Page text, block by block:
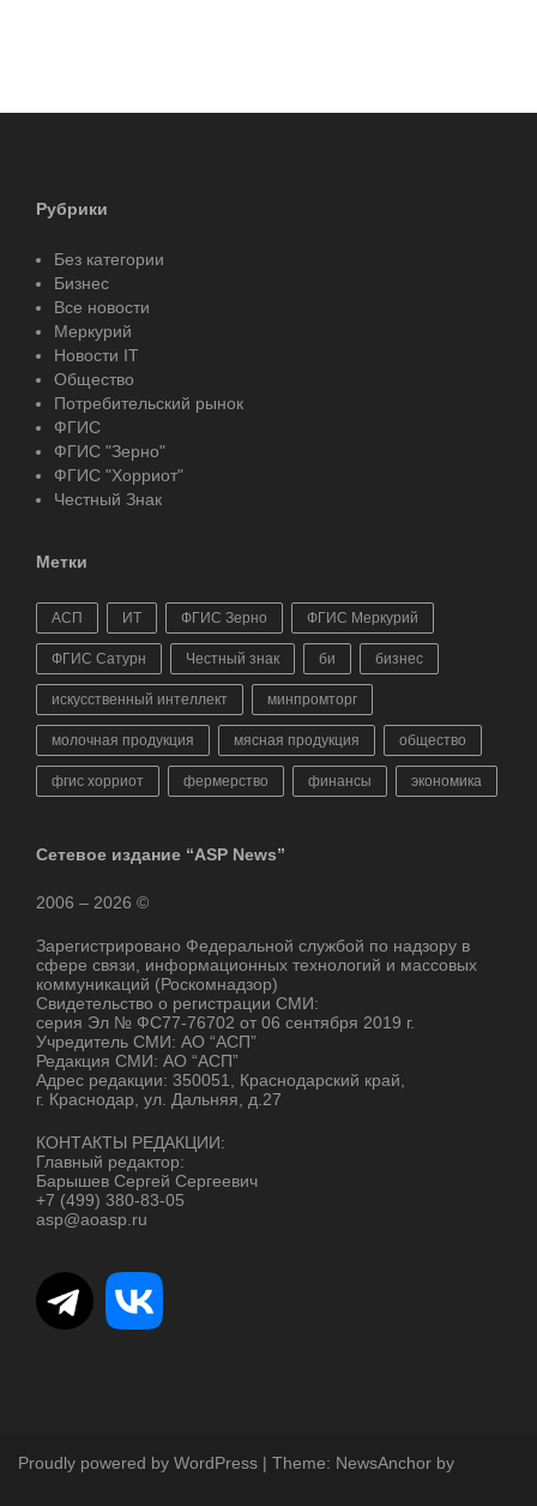
Рубрики
Без категории
Бизнес
Все новости
Меркурий
Новости IT
Общество
Потребительский рынок
ФГИС
ФГИС "Зерно"
ФГИС "Хорриот"
Честный Знак
Метки
АСП ИТ ФГИС Зерно ФГИС Меркурий
ФГИС Сатурн Честный знак би бизнес
искусственный интеллект минпромторг
молочная продукция мясная продукция общество
фгис хорриот фермерство финансы экономика
Сетевое издание “ASP News”
2006 – 2026 ©
Зарегистрировано Федеральной службой по надзору в
сфере связи, информационных технологий и массовых
коммуникаций (Роскомнадзор)
Свидетельство о регистрации СМИ:
серия Эл № ФС77-76702 от 06 сентября 2019 г.
Учредитель СМИ: АО “АСП”
Редакция СМИ: АО “АСП”
Адрес редакции: 350051, Краснодарский край,
г. Краснодар, ул. Дальняя, д.27
КОНТАКТЫ РЕДАКЦИИ:
Главный редактор:
Барышев Сергей Сергеевич
+7 (499) 380-83-05
asp@aoasp.ru
Proudly powered by WordPress | Theme: NewsAnchor by